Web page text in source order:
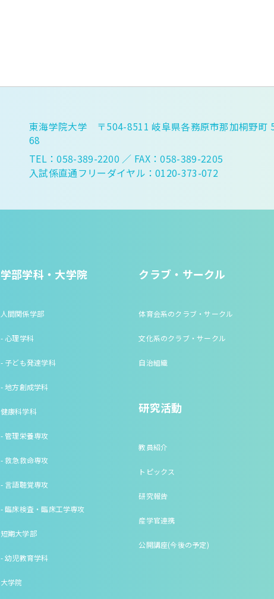
東海学院大学 〒504-8511 岐阜県各務原市那加桐野町
68
TEL：058-389-2200 ／ FAX：058-389-2205
入試係直通フリーダイヤル：0120-373-072
学部学科・大学院
人間関係学部
- 心理学科
- 子ども発達学科
- 地方創成学科
健康科学科
- 管理栄養専攻
- 救急救命専攻
- 言語聴覚専攻
- 臨床検査・臨床工学専攻
短期大学部
- 幼児教育学科
大学院
クラブ・サークル
体育会系のクラブ・サークル
文化系のクラブ・サークル
自治組織
研究活動
教員紹介
トピックス
研究報告
産学官連携
公開講座(今後の予定)